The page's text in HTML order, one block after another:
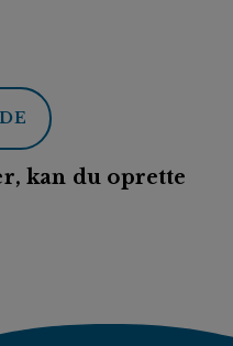
kan du oprette